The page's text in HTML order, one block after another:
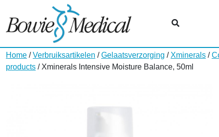
Home /Verbruiksartikelen /Gelaatsverzorging / Xminerals /
products / Xminerals Intensive Moisture Balance, 50ml